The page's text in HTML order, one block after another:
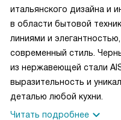
итальянского дизайна и
в области бытовой
линиями и
современный стиль.
из нержавеющей стали
выразительность и
деталью любой кухни.
Читать подробнее